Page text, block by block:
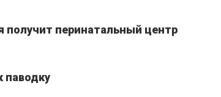
получит перинатальный центр
паводку